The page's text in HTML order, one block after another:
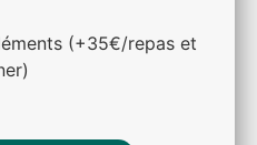
(+35€/repas et